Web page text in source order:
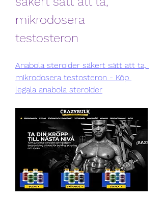
mikrodosera
testosteron
Anabola steroider säkert sätt att ta,
mikrodosera testosteron - Köp
legala anabola steroider